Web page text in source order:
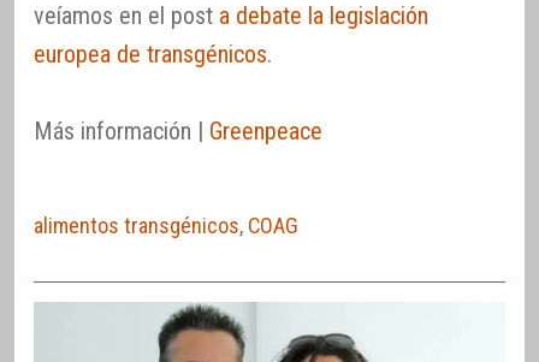
veíamos en el post a debate la legislación
europea de transgénicos.
Más información | Greenpeace
alimentos transgénicos, COAG